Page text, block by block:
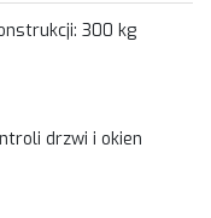
300 kg
drzwi i okien